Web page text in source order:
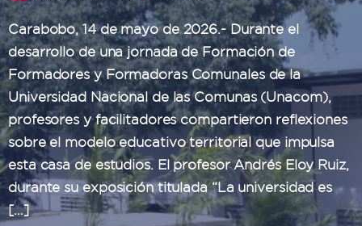
Carabobo, 14 de mayo de 2026.- Durante el
desarrollo de una jornada de Formación de
Formadores y Formadoras Comunales de la
Universidad Nacional de las Comunas (Unacom),
profesores y facilitadores compartieron reflexiones
sobre el modelo educativo territorial que impulsa
esta casa de estudios. El profesor Andrés Eloy Ruiz,
durante su exposición titulada “La universidad es
[…]